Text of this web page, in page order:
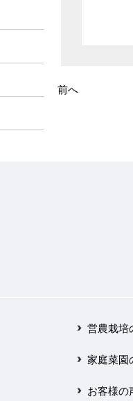
前へ
営農栽培
家庭菜園
お客様の